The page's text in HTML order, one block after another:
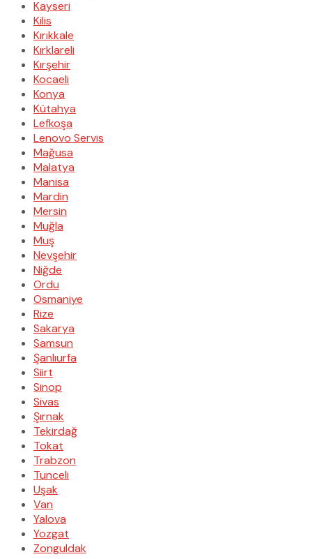
Kayseri
Kilis
Kırıkkale
Kırklareli
Kırşehir
Kocaeli
Konya
Kütahya
Lefkoşa
Lenovo Servis
Mağusa
Malatya
Manisa
Mardin
Mersin
Muğla
Muş
Nevşehir
Niğde
Ordu
Osmaniye
Rize
Sakarya
Samsun
Şanlıurfa
Siirt
Sinop
Sivas
Şırnak
Tekirdağ
Tokat
Trabzon
Tunceli
Uşak
Van
Yalova
Yozgat
Zonguldak